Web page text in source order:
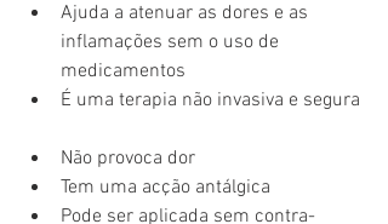
Ajuda a atenuar as dores e as
inflamações sem o uso de
medicamentos
É uma terapia não invasiva e segura
Não provoca dor
Tem uma acção antálgica
Pode ser aplicada sem contra-